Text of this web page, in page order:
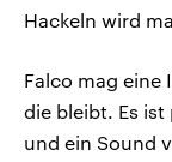
Hackeln wird
Falco mag eine
die bleibt. Es
und ein Sound